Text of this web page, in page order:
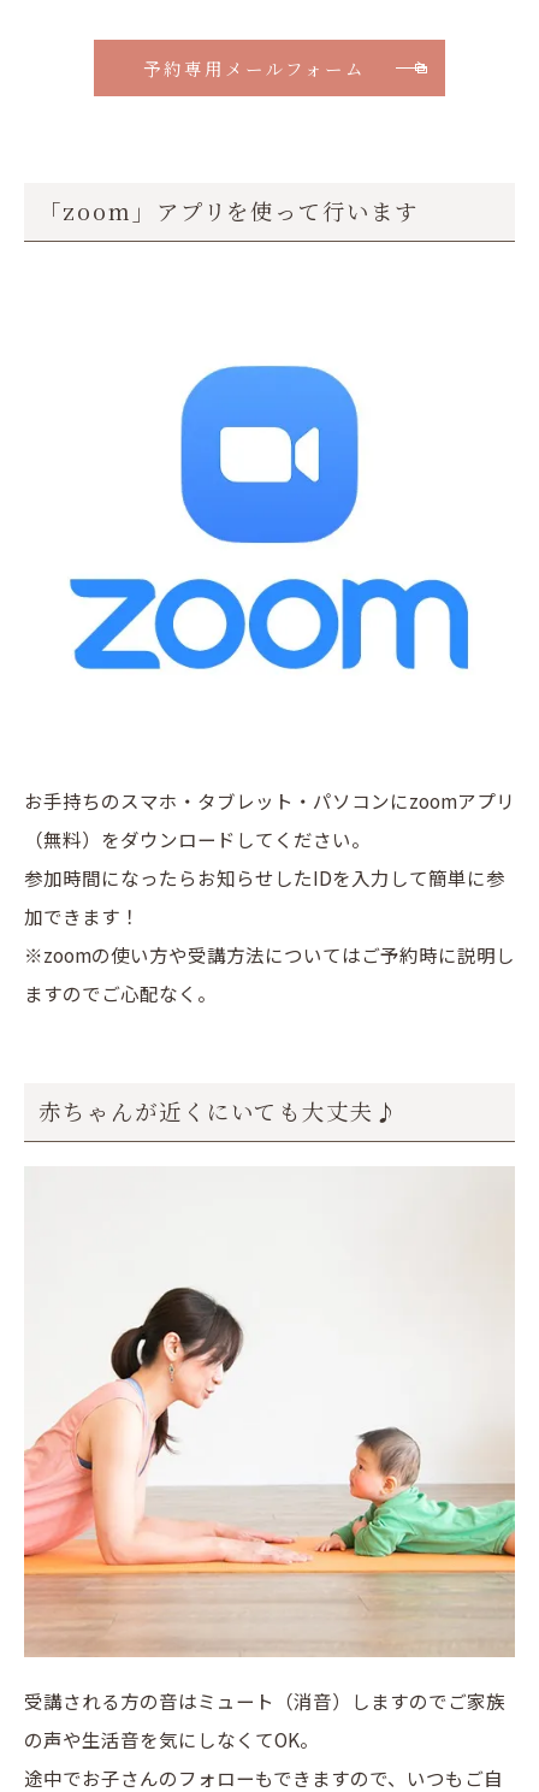
予約専用メールフォーム
「zoom」アプリを使って行います
お手持ちのスマホ・タブレット・パソコンにzoomアプリ
（無料）をダウンロードしてください。
参加時間になったらお知らせしたIDを入力して簡単に参
加できます！
※zoomの使い方や受講方法についてはご予約時に説明し
ますのでご心配なく。
赤ちゃんが近くにいても大丈夫♪
受講される方の音はミュート（消音）しますのでご家族
の声や生活音を気にしなくてOK。
途中でお子さんのフォローもできますので、いつもご自